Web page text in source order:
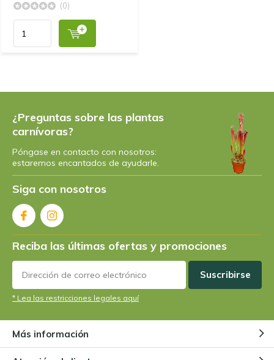
(0)
¿Preguntas sobre las plantas
carnívoras?
Póngase en contacto con nosotros:
estaremos encantados de ayudarle.
Siga con nosotros
Reciba las últimas ofertas y promociones
Suscribirse
* Lea las restricciones legales aquí
Más información